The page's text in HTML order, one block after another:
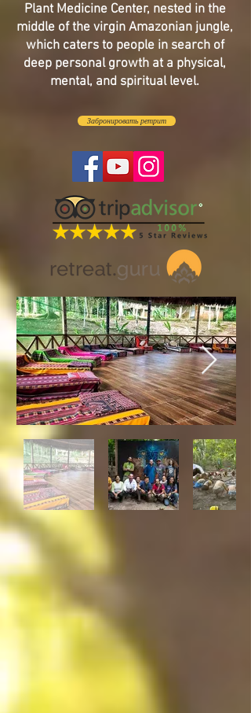
Plant Medicine Center, nested in the
middle of the virgin Amazonian jungle,
which caters to people in search of
deep personal growth at a physical,
mental, and spiritual level.
Забронировать ретрит